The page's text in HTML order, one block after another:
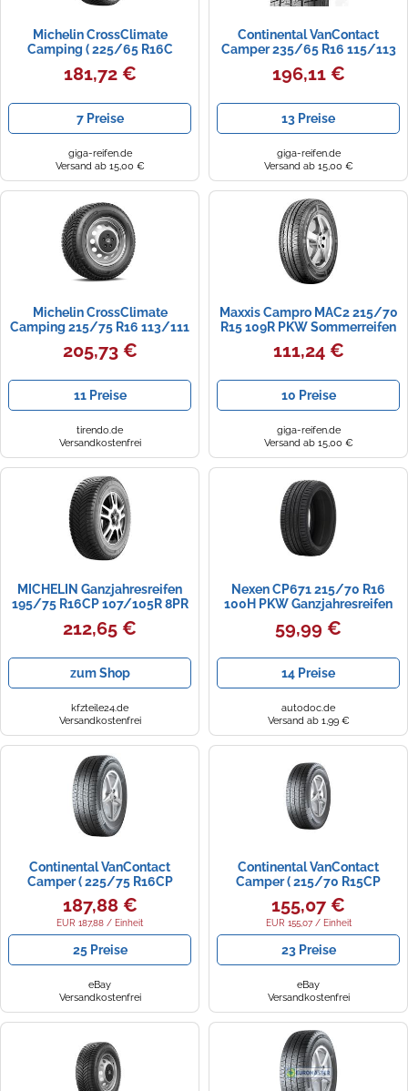
Michelin CrossClimate
Camping ( 225/65 R16C
112/110R 8PR )
181,72 €
7 Preise
giga-reifen.de
Versand ab 15,00 €
Continental VanContact
Camper 235/65 R16 115/113
196,11 €
13 Preise
giga-reifen.de
Versand ab 15,00 €
Michelin CrossClimate
Camping 215/75 R16 113/111
205,73 €
11 Preise
tirendo.de
Versandkostenfrei
Maxxis Campro MAC2 215/70
R15 109R PKW Sommerreifen
Reifen FIAT: Ducato III
Kastenwagen, Ducato III
III Bus 42523493
111,24 €
10 Preise
giga-reifen.de
Versand ab 15,00 €
MICHELIN Ganzjahresreifen
195/75 R16CP 107/105R 8PR
- CrossClimate Camping
403300 R16
212,65 €
zum Shop
kfzteile24.de
Versandkostenfrei
Nexen CP671 215/70 R16
100H PKW Ganzjahresreifen
Reifen FORD: KUGA 2, Ranger
Mk3, KUGA 1, HYUNDAI:
Sportage III
59,99 €
14 Preise
autodoc.de
Versand ab 1,99 €
Continental VanContact
Camper ( 225/75 R16CP
118/116R 10PR EVc )
187,88 €
EUR 187,88 / Einheit
25 Preise
eBay
Versandkostenfrei
Continental VanContact
Camper ( 215/70 R15CP
109/107R 8PR EVc )
155,07 €
EUR 155,07 / Einheit
23 Preise
eBay
Versandkostenfrei